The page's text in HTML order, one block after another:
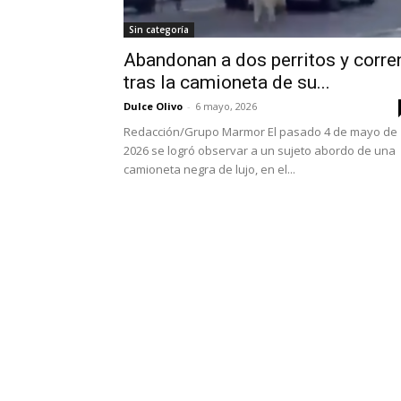
Sin categoría
Abandonan a dos perritos y
tras la camioneta de su...
Dulce Olivo - 6 mayo, 2026
Redacción/Grupo Marmor El pasado 4 de mayo de
2026 se logró observar a un sujeto abordo de una
camioneta negra de lujo, en el...